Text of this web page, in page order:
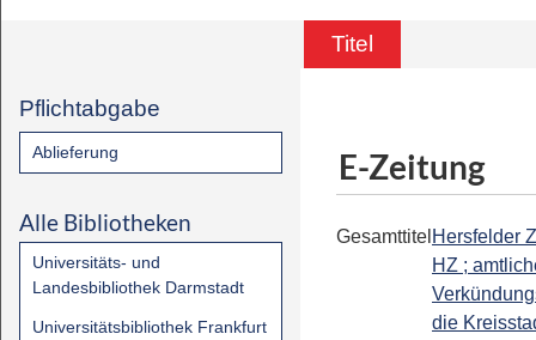
Titel
Pflichtabgabe
Ablieferung
Alle Bibliotheken
Universitäts- und
Landesbibliothek Darmstadt
Universitätsbibliothek Frankfurt
E-Zeitung
Gesamttitel Hersfelder
HZ ;
die